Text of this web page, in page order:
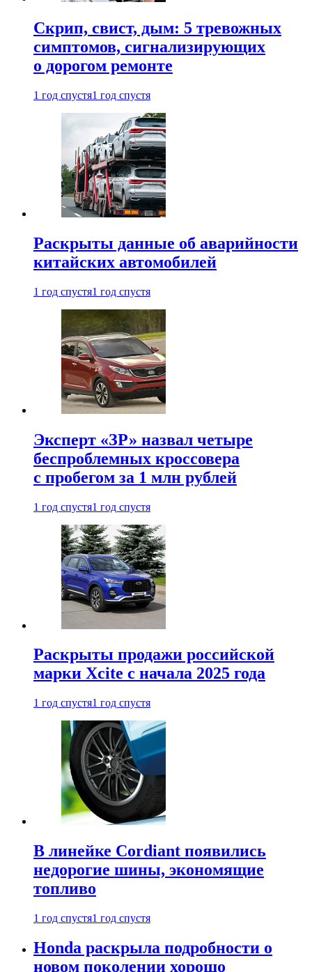
Скрип, свист, дым: 5 тревожных
симптомов, сигнализирующих
о дорогом ремонте
1 год спустя1 год спустя
Раскрыты данные об аварийности
китайских автомобилей
1 год спустя1 год спустя
Эксперт «ЗР» назвал четыре
беспроблемных кроссовера
с пробегом за 1 млн рублей
1 год спустя1 год спустя
Раскрыты продажи российской
марки Xcite с начала 2025 года
1 год спустя1 год спустя
В линейке Cordiant появились
недорогие шины, экономящие
топливо
1 год спустя1 год спустя
Honda раскрыла подробности о
новом поколении хорошо